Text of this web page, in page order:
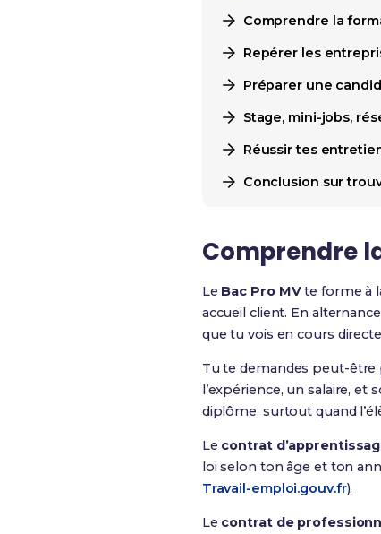
Comprendre la
Repérer les
Préparer une
Stage, mini-jobs,
Réussir tes
Conclusion sur
Comprendre
Le Bac Pro MVte forme à
accueil client. En
que tu vois en cours
Tu te demandes peut-être
l’expérience, un salaire,
diplôme, surtout quand
Le contrat
loi selon ton âge et ton
Travail-emploi.gouv.fr).
Le contrat de